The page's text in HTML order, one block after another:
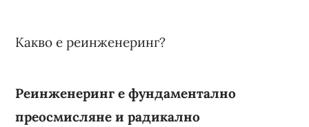
Какво е реинженеринг?
Реинженеринг е фундаментално
преосмисляне и радикално